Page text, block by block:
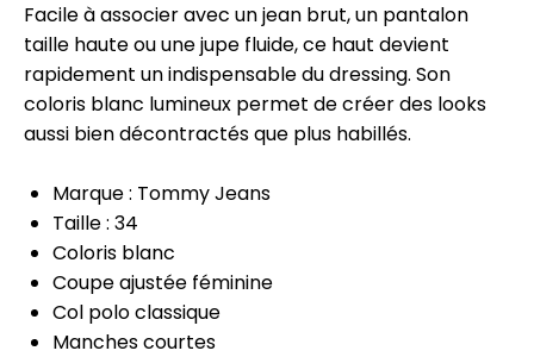
Facile à associer avec un jean brut, un pantalon
taille haute ou une jupe fluide, ce haut devient
rapidement un indispensable du dressing. Son
coloris blanc lumineux permet de créer des looks
aussi bien décontractés que plus habillés.
Marque : Tommy Jeans
Taille : 34
Coloris blanc
Coupe ajustée féminine
Col polo classique
Manches courtes